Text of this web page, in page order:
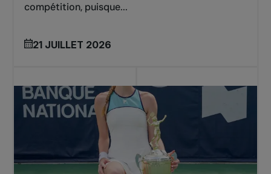
compétition, puisque...
21 JUILLET 2026